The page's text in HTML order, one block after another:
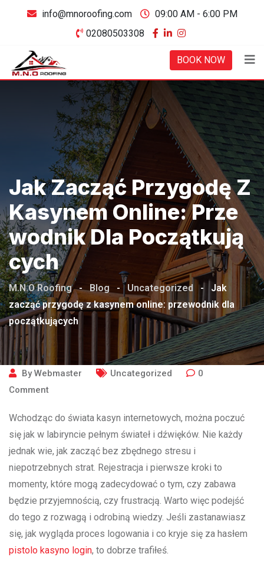
info@mnoroofing.com
09:00 AM - 6:00 PM
02080503308
BOOK NOW
Jak Zacząć Przygodę Z
Kasynem Online: Prze
Wodnik Dla Początkują
Cych
M.N.O Roofing - Blog - Uncategorized -
Jak
zacząć przygodę z kasynem online: przewodnik dla
początkujących
ByWebmaster Uncategorized
0
Comment
Wchodząc do świata kasyn internetowych, można poczuć
się jak w labiryncie pełnym świateł i dźwięków. Nie każdy
jednak wie, jak zacząć bez zbędnego stresu i
niepotrzebnych strat. Rejestracja i pierwsze kroki to
momenty, które mogą zadecydować o tym, czy zabawa
będzie przyjemnością, czy frustracją. Warto więc podejść
do tego z rozwagą i odrobiną wiedzy. Jeśli zastanawiasz
się, jak wygląda proces logowania i co kryje się za hasłem
pistolo kasyno login, to dobrze trafiłeś.